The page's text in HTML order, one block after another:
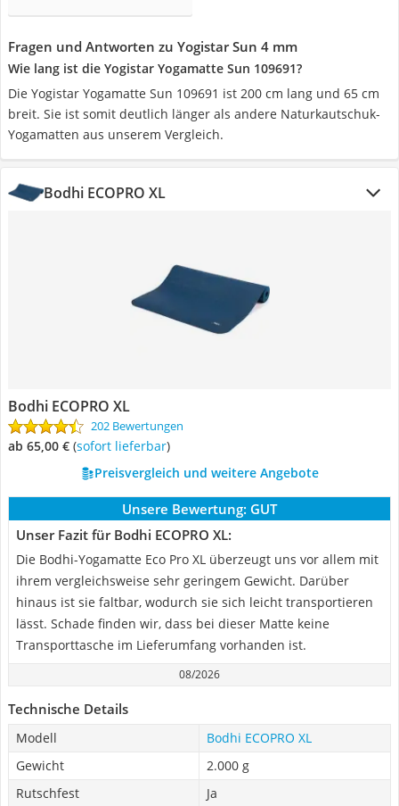
Fragen und Antworten zu Yogistar Sun 4 mm
Wie lang ist die Yogistar Yogamatte Sun ‎109691?
Die Yogistar Yogamatte Sun ‎109691 ist 200 cm lang und 65 cm
breit. Sie ist somit deutlich länger als andere Naturkautschuk-
Yogamatten aus unserem Vergleich.
Bodhi ECOPRO XL
Bodhi ECOPRO XL
202 Bewertungen
ab 65,00 € ( Sofort lieferbar)
Preisvergleich und weitere Angebote
Unsere Bewertung: GUT
Unser Fazit für Bodhi ECOPRO XL:
Die Bodhi-Yogamatte Eco Pro XL überzeugt uns vor allem mit
ihrem vergleichsweise sehr geringem Gewicht. Darüber
hinaus ist sie faltbar, wodurch sie sich leicht transportieren
lässt. Schade finden wir, dass bei dieser Matte keine
Transporttasche im Lieferumfang vorhanden ist.
08/2026
Technische Details
Modell
Bodhi ECOPRO XL
Gewicht
2.000 g
Rutschfest
Ja